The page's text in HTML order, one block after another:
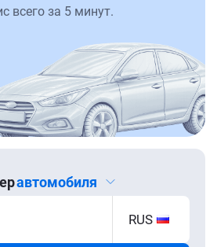
всего за 5 минут.
автомобиля
RUS